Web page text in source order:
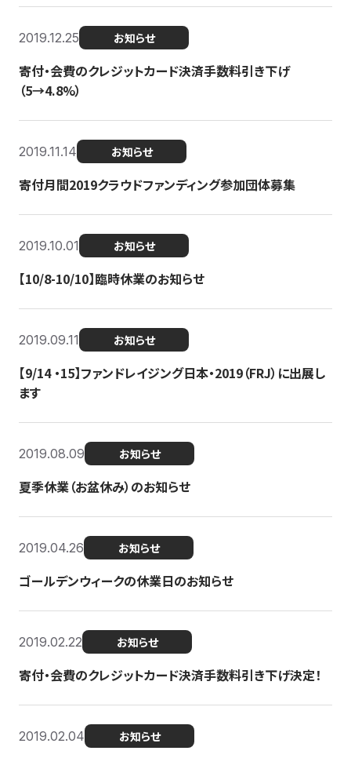
2019.12.25 お知らせ
寄付・会費のクレジットカード決済手数料引き下げ
（5→4.8%）
2019.11.14 お知らせ
寄付月間2019クラウドファンディング参加団体募集
2019.10.01 お知らせ
【10/8-10/10】臨時休業のお知らせ
2019.09.11 お知らせ
【9/14 ・15】ファンドレイジング日本・2019（FRJ）に出展し
ます
2019.08.09 お知らせ
夏季休業（お盆休み）のお知らせ
2019.04.26 お知らせ
ゴールデンウィークの休業日のお知らせ
2019.02.22 お知らせ
寄付・会費のクレジットカード決済手数料引き下げ決定！
2019.02.04 お知らせ